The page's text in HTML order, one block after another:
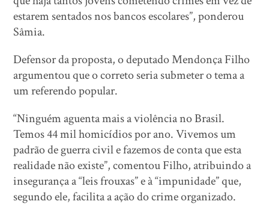
estarem sentados nos bancos escolares”, ponderou
Sâmia.
Defensor da proposta, o deputado Mendonça Filho
argumentou que o correto seria submeter o tema a
um referendo popular.
“Ninguém aguenta mais a violência no Brasil.
Temos 44 mil homicídios por ano. Vivemos um
padrão de guerra civil e fazemos de conta que esta
realidade não existe”, comentou Filho, atribuindo a
insegurança a “leis frouxas” e à “impunidade” que,
segundo ele, facilita a ação do crime organizado.